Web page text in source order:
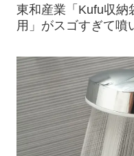
東和産業「Kufu収納
用」がスゴすぎて噴